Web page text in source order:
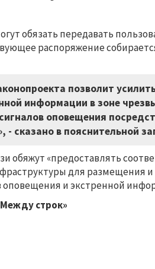
обязать передавать
распоряжение
позволит
информации в зоне
оповещения
- сказано в пояснительной
обяжут «предоставлять
для размещения
оповещения и экстренной
строк»